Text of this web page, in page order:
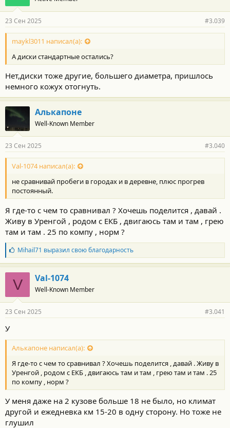
а
н
о
с
и
:
23 Сен 2025 #3.039
maykl3011 написал(а):
А диски стандартные остались?
Нет,диски тоже другие, большего диаметра, пришлось
немного кожух отогнуть.
Алькапоне
Well-Known Member
23 Сен 2025 #3.040
Val-1074 написал(а):
не сравнивай пробеги в городах и в деревне, плюс прогрев
постоянный.
Я где-то с чем то сравнивал ? Хочешь поделится , давай .
Живу в Уренгой , родом с ЕКБ , двигаюсь там и там , грею
там и там . 25 по компу , норм ?
Б
л
а
г
о
д
а
н
т
и
Mihail71 выразил свою благодарность
V Val-1074
Well-Known Member
23 Сен 2025 #3.041
У
Алькапоне написал(а):
Я где-то с чем то сравнивал ? Хочешь поделится , давай . Живу в
Уренгой , родом с ЕКБ , двигаюсь там и там , грею там и там . 25
по компу , норм ?
У меня даже на 2 кузове больше 18 не было, но климат
другой и ежедневка км 15-20 в одну сторону. Но тоже не
глушил